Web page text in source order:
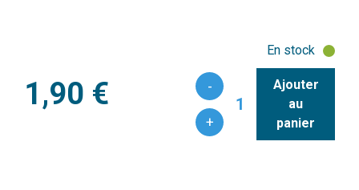
1,90 €
En stock
Ajouter
au
panier
-
+
1